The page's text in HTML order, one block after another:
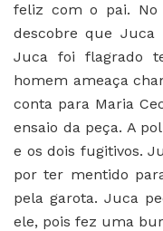
feliz com o pai.
descobre que Juca
Juca foi flagrado
homem ameaça
conta para Maria
ensaio da peça. A
e os dois fugitivos.
por ter mentido
pela garota. Juca
ele, pois fez uma